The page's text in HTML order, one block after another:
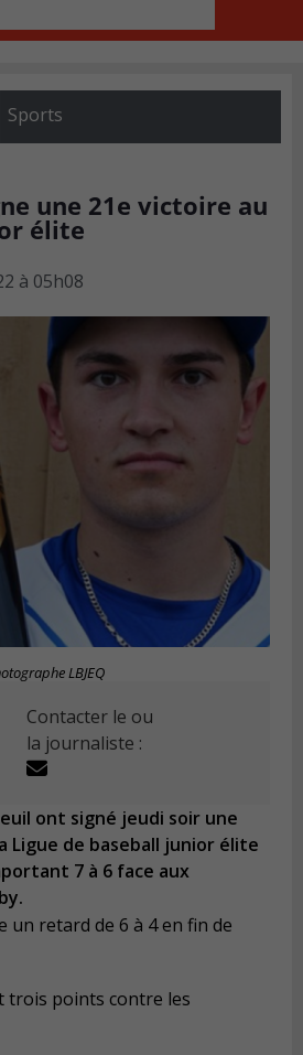
Sports
une 21e victoire au
élite
à 05h08
LBJEQ
Contacter le ou
la journaliste :
ont signé jeudi soir une
Ligue de baseball junior élite
7 à 6 face aux
un retard de 6 à 4 en fin de
trois points contre les